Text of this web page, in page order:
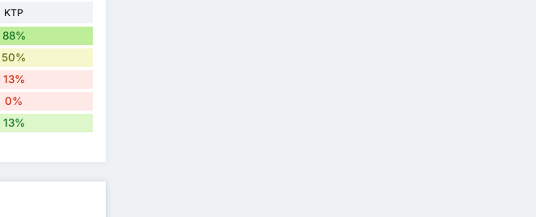
KTP
88%
50%
13%
0%
13%